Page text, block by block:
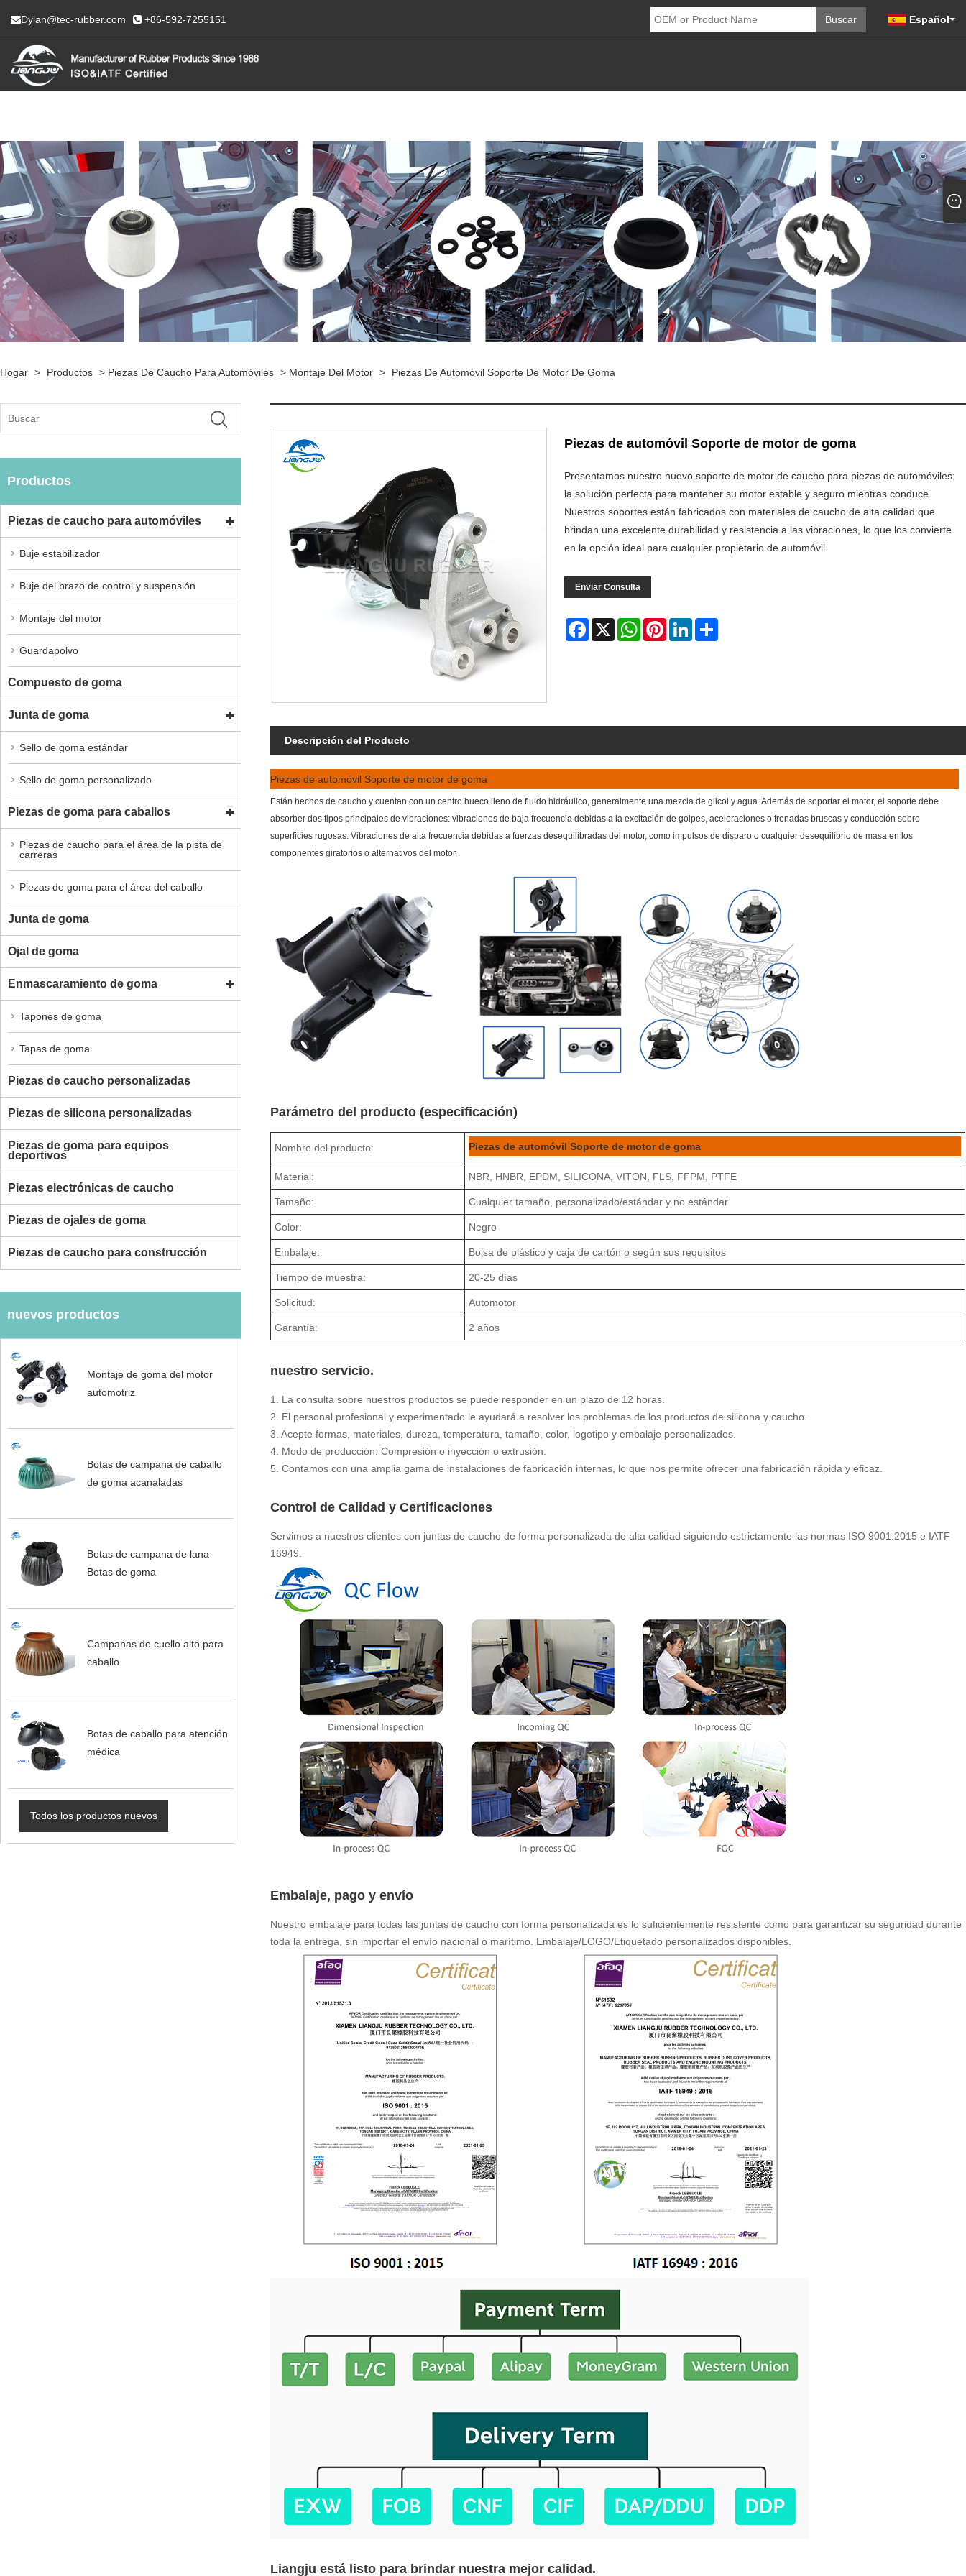
Dylan@tec-rubber.com +86-592-7255151 Español
Hogar > Productos > Piezas De Caucho Para Automóviles > Montaje Del Motor > Piezas De Automóvil Soporte De Motor De Goma
Productos
Piezas de caucho para automóviles
Buje estabilizador
Buje del brazo de control y suspensión
Montaje del motor
Guardapolvo
Compuesto de goma
Junta de goma
Sello de goma estándar
Sello de goma personalizado
Piezas de goma para caballos
Piezas de caucho para el área de la pista de
carreras
Piezas de goma para el área del caballo
Junta de goma
Ojal de goma
Enmascaramiento de goma
Tapones de goma
Tapas de goma
Piezas de caucho personalizadas
Piezas de silicona personalizadas
Piezas de goma para equipos
deportivos
Piezas electrónicas de caucho
Piezas de ojales de goma
Piezas de caucho para construcción
nuevos productos
Montaje de goma del motor
automotriz
Botas de campana de caballo
de goma acanaladas
Botas de campana de lana
Botas de goma
Campanas de cuello alto para
caballo
Botas de caballo para atención
médica
Todos los productos nuevos
Piezas de automóvil Soporte de motor de goma
Presentamos nuestro nuevo soporte de motor de caucho para piezas de automóviles:
la solución perfecta para mantener su motor estable y seguro mientras conduce.
Nuestros soportes están fabricados con materiales de caucho de alta calidad que
brindan una excelente durabilidad y resistencia a las vibraciones, lo que los convierte
en la opción ideal para cualquier propietario de automóvil.
Enviar Consulta
Facebook
X WhatsAppPinterestLinkedInShare
Descripción del Producto
Piezas de automóvil Soporte de motor de goma
Están hechos de caucho y cuentan con un centro hueco lleno de fluido hidráulico, generalmente una mezcla de glicol y agua. Además de soportar el motor, el soporte debe
absorber dos tipos principales de vibraciones: vibraciones de baja frecuencia debidas a la excitación de golpes, aceleraciones o frenadas bruscas y conducción sobre
superficies rugosas. Vibraciones de alta frecuencia debidas a fuerzas desequilibradas del motor, como impulsos de disparo o cualquier desequilibrio de masa en los
componentes giratorios o alternativos del motor.
Parámetro del producto (especificación)
Nombre del producto: Piezas de automóvil Soporte de motor de goma
Material: NBR, HNBR, EPDM, SILICONA, VITON, FLS, FFPM, PTFE
Tamaño: Cualquier tamaño, personalizado/estándar y no estándar
Color: Negro
Embalaje: Bolsa de plástico y caja de cartón o según sus requisitos
Tiempo de muestra: 20-25 días
Solicitud: Automotor
Garantía: 2 años
nuestro servicio.
1. La consulta sobre nuestros productos se puede responder en un plazo de 12 horas.
2. El personal profesional y experimentado le ayudará a resolver los problemas de los productos de silicona y caucho.
3. Acepte formas, materiales, dureza, temperatura, tamaño, color, logotipo y embalaje personalizados.
4. Modo de producción: Compresión o inyección o extrusión.
5. Contamos con una amplia gama de instalaciones de fabricación internas, lo que nos permite ofrecer una fabricación rápida y eficaz.
Control de Calidad y Certificaciones
Servimos a nuestros clientes con juntas de caucho de forma personalizada de alta calidad siguiendo estrictamente las normas ISO 9001:2015 e IATF
16949.
Embalaje, pago y envío
Nuestro embalaje para todas las juntas de caucho con forma personalizada es lo suficientemente resistente como para garantizar su seguridad durante
toda la entrega, sin importar el envío nacional o marítimo. Embalaje/LOGO/Etiquetado personalizados disponibles.
Liangju está listo para brindar nuestra mejor calidad.